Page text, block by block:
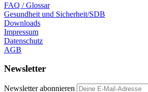
FAQ / Glossar
Gesundheit und Sicherheit/SDB
Downloads
Impressum
Datenschutz
AGB
Newsletter
Newsletter abonnieren